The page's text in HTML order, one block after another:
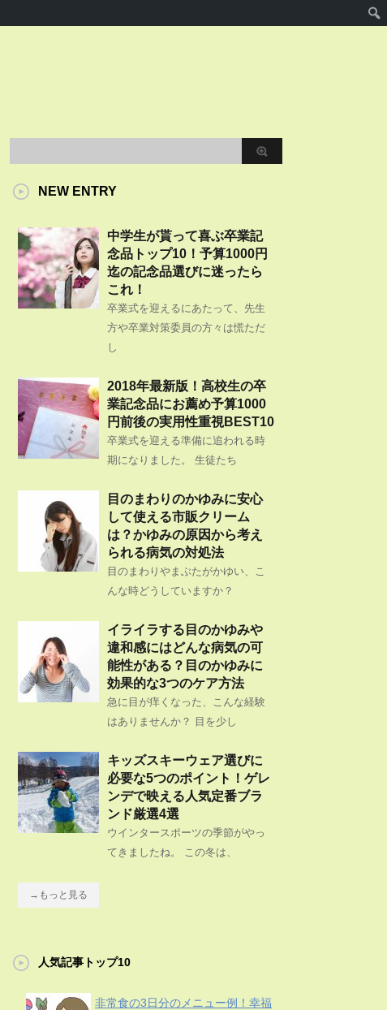
NEW ENTRY
中学生が貰って喜ぶ卒業記
念品トップ10！予算1000円
迄の記念品選びに迷ったら
これ！
卒業式を迎えるにあたって、先生
方や卒業対策委員の方々は慌ただ
し
2018年最新版！高校生の卒
業記念品にお薦め予算1000
円前後の実用性重視BEST10
卒業式を迎える準備に追われる時
期になりました。 生徒たち
目のまわりのかゆみに安心
して使える市販クリーム
は？かゆみの原因から考え
られる病気の対処法
目のまわりやまぶたがかゆい、こ
んな時どうしていますか？
イライラする目のかゆみや
違和感にはどんな病気の可
能性がある？目のかゆみに
効果的な3つのケア方法
急に目が痒くなった、こんな経験
はありませんか？ 目を少し
キッズスキーウェア選びに
必要な5つのポイント！ゲレ
ンデで映える人気定番ブラ
ンド厳選4選
ウインタースポーツの季節がやっ
てきましたね。 この冬は、
→もっと見る
人気記事トップ10
非常食の3日分のメニュー例！幸福